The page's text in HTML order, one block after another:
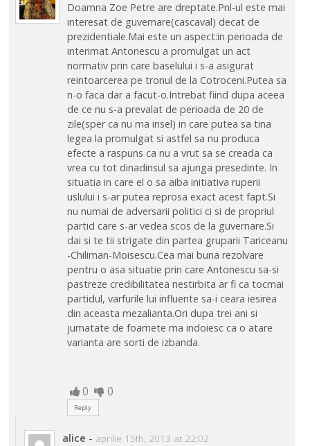
Doamna Zoe Petre are dreptate.Pnl-ul este mai
interesat de guvernare(cascaval) decat de
prezidentiale.Mai este un aspect:in perioada de
interimat Antonescu a promulgat un act
normativ prin care baselului i s-a asigurat
reintoarcerea pe tronul de la Cotroceni.Putea sa
n-o faca dar a facut-o.Intrebat fiind dupa aceea
de ce nu s-a prevalat de perioada de 20 de
zile(sper ca nu ma insel) in care putea sa tina
legea la promulgat si astfel sa nu produca
efecte a raspuns ca nu a vrut sa se creada ca
vrea cu tot dinadinsul sa ajunga presedinte. In
situatia in care el o sa aiba initiativa ruperii
uslului i s-ar putea reprosa exact acest fapt.Si
nu numai de adversarii politici ci si de propriul
partid care s-ar vedea scos de la guvernare.Si
dai si te tii strigate din partea gruparii Tariceanu
-Chiliman-Moisescu.Cea mai buna rezolvare
pentru o asa situatie prin care Antonescu sa-si
pastreze credibilitatea nestirbita ar fi ca tocmai
partidul, varfurile lui influente sa-i ceara iesirea
din aceasta mezalianta.Ori dupa trei ani si
jumatate de foamete ma indoiesc ca o atare
varianta are sorti de izbanda.
0 0
Reply
alice - aprilie 15th, 2013 at 22:02